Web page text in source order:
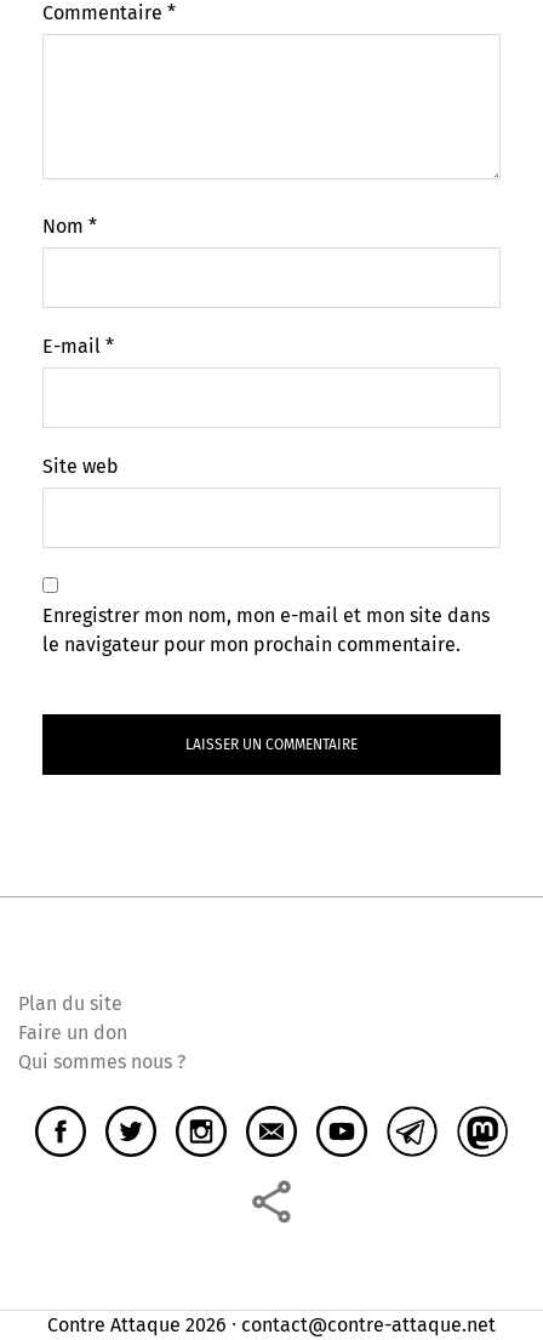
Commentaire *
Nom *
E-mail *
Site web
Enregistrer mon nom, mon e-mail et mon site dans
le navigateur pour mon prochain commentaire.
Plan du site
Faire un don
Qui sommes nous ?
Contre Attaque 2026 ⸱ contact@contre-attaque.net